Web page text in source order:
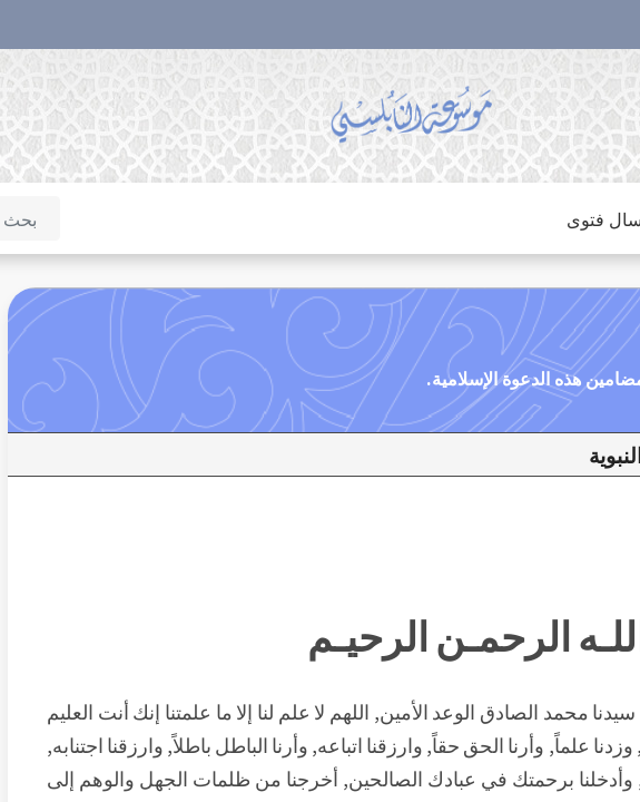
فتوى
الرحمـن الرحيـم
محمد الصادق الوعد الأمين, اللهم لا علم لنا إلا ما علمتنا إنك أنت العليم
علماً, وأرنا الحق حقاً, وارزقنا اتباعه, وأرنا الباطل باطلاً, وارزقنا اجتنابه,
برحمتك في عبادك الصالحين, أخرجنا من ظلمات الجهل والوهم إلى